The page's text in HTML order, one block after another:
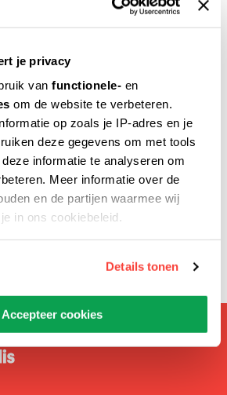
je privacy
van functionele- en
om de website te verbeteren.
op zoals je IP-adres en je
deze gegevens om met tools
informatie te analyseren om
Meer informatie over de
en de partijen waarmee wij
in ons cookiebeleid.
Details tonen
Accepteer cookies